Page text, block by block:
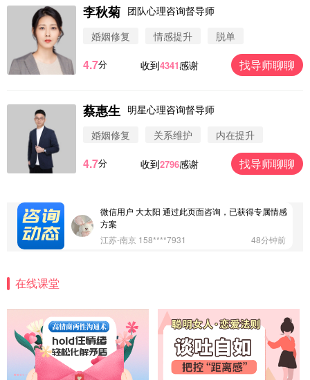
李秋菊 团队心理咨询督导师
婚姻修复
情感提升 脱单
4.7分 收到4341感谢 找导师聊聊
蔡惠生 明星心理咨询督导师
婚姻修复
关系维护 内在提升
4.7分 收到2796感谢 找导师聊聊
微信用户 圆圈 通过此页面咨询，已获得专属情感方
案
微信用户 Vnno 通过此页面咨询，已获得专属情感方
微信用户 大太阳 通过此页面咨询，已获得专属情感
方案
江苏-南京 158****7931
48分钟前
情感方案
北京-朝阳 151****3189
22分钟前
微信用户 巧?媚儿 通过此页面咨询，已获得专属情感
方案
在线课堂